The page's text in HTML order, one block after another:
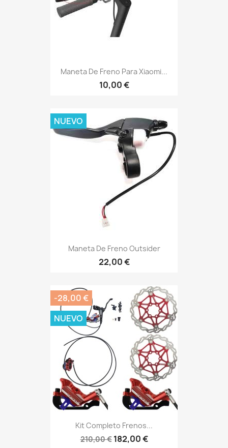
Maneta De Freno Para Xiaomi...
10,00 €
Maneta De Freno Outsider
22,00 €
NUEVO
Kit Completo Frenos...
210,00 € 182,00 €
-28,00 €
NUEVO